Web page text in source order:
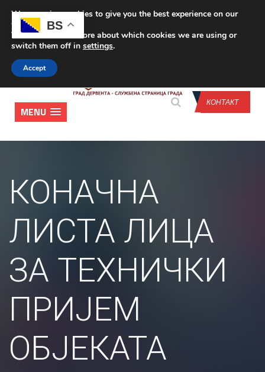
CONTACT US
КОНТАКТ
MENU
КОНАЧНА
ЛИСТА ЛИЦА
ЗА ТЕХНИЧКИ
ПРИЈЕМ
ОБЈЕКАТА
BS
We are using cookies to give you the best experience on our
website.
You can find out more about which cookies we are using or
switch them off in settings.
Accept